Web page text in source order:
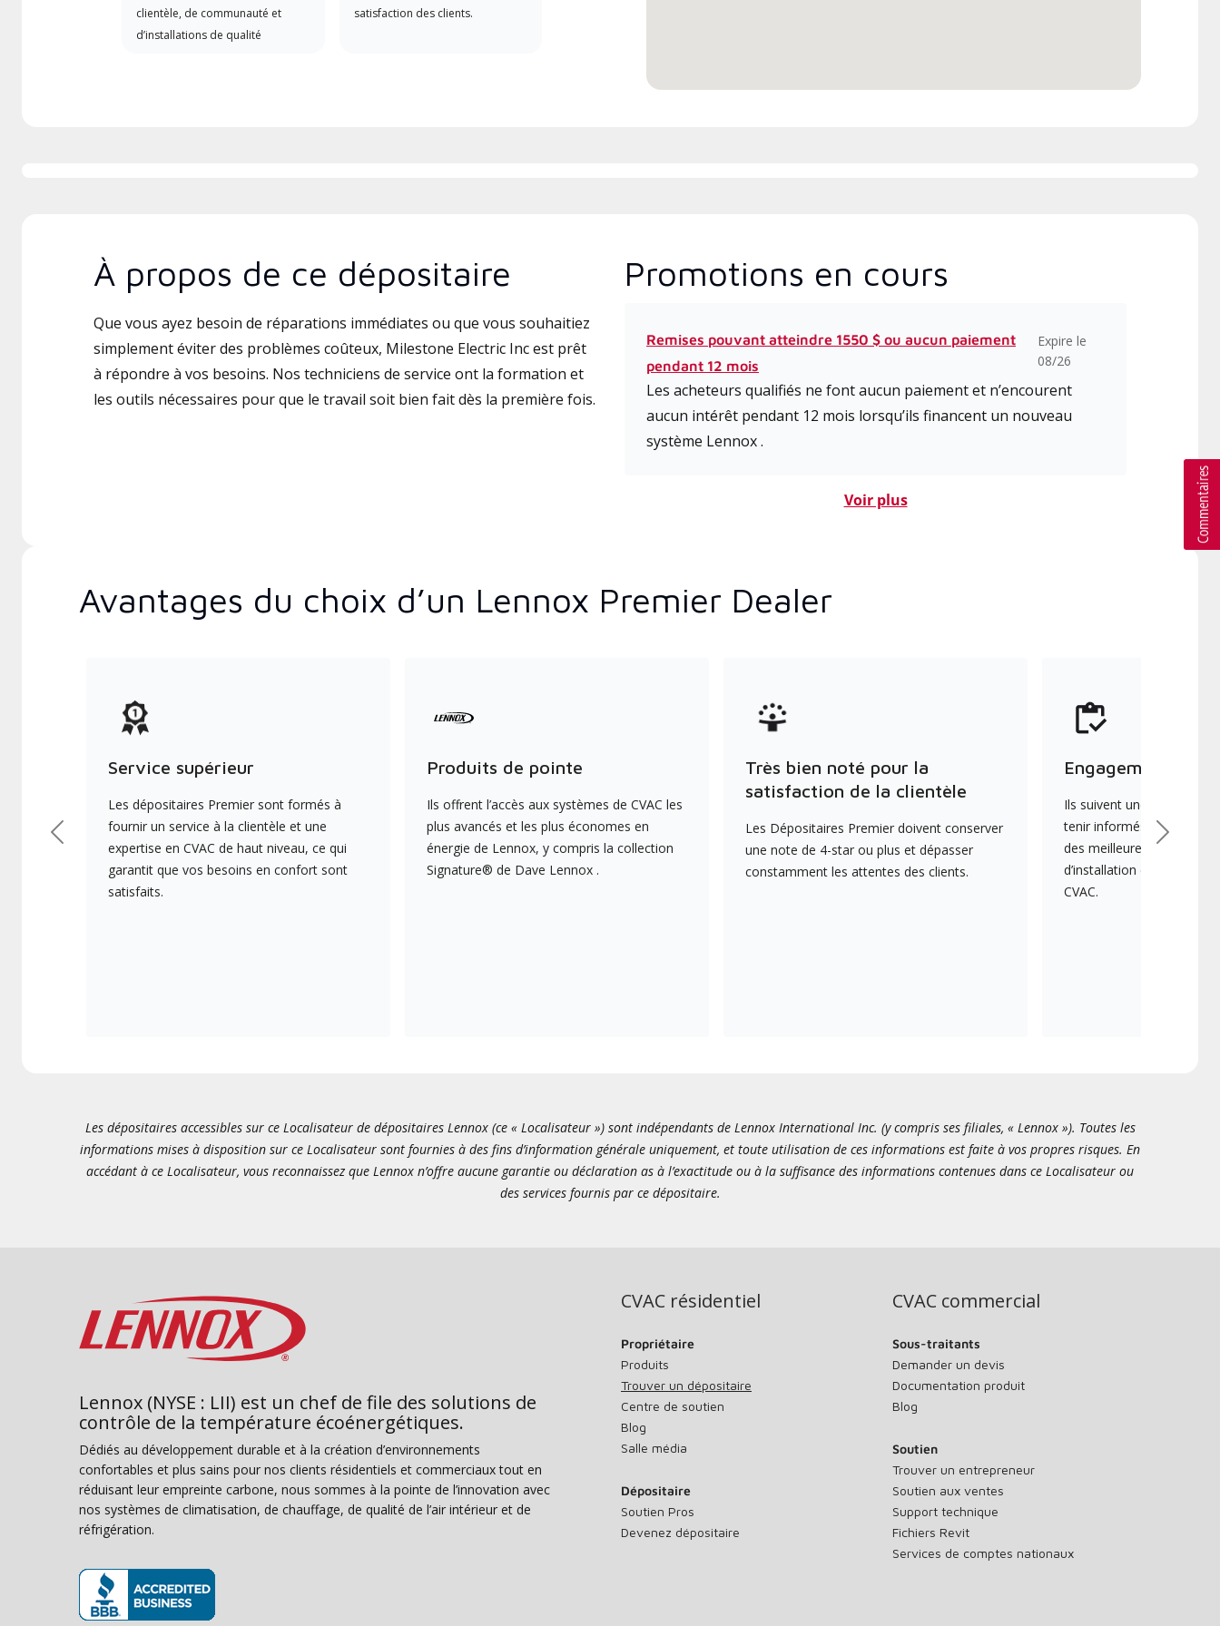
clientèle, de communauté et
d’installations de qualité
satisfaction des clients.
À propos de ce dépositaire
Que vous ayez besoin de réparations immédiates ou que vous souhaitiez
simplement éviter des problèmes coûteux, Milestone Electric Inc est prêt
à répondre à vos besoins. Nos techniciens de service ont la formation et
les outils nécessaires pour que le travail soit bien fait dès la première fois.
Promotions en cours
Remises pouvant atteindre 1550 $ ou aucun paiement
pendant 12 mois
Expire le
08/26
Les acheteurs qualifiés ne font aucun paiement et n’encourent
aucun intérêt pendant 12 mois lorsqu’ils financent un nouveau
système Lennox .
Voir plus
Avantages du choix d’un Lennox Premier Dealer
Service supérieur
Les dépositaires Premier sont formés à
fournir un service à la clientèle et une
expertise en CVAC de haut niveau, ce qui
garantit que vos besoins en confort sont
satisfaits.
Produits de pointe
Ils offrent l’accès aux systèmes de CVAC les
plus avancés et les plus économes en
énergie de Lennox, y compris la collection
Signature® de Dave Lennox .
Très bien noté pour la
satisfaction de la clientèle
Les Dépositaires Premier doivent conserver
une note de 4-star ou plus et dépasser
constamment les attentes des clients.
Engagement
Ils suivent une formation
tenir informés des
des meilleures pratiques
d’installation et
CVAC.
Précédent Suivant
Les dépositaires accessibles sur ce Localisateur de dépositaires Lennox (ce « Localisateur ») sont indépendants de Lennox International Inc. (y compris ses filiales, « Lennox »). Toutes les
informations mises à disposition sur ce Localisateur sont fournies à des fins d’information générale uniquement, et toute utilisation de ces informations est faite à vos propres risques. En
accédant à ce Localisateur, vous reconnaissez que Lennox n’offre aucune garantie ou déclaration as à l’exactitude ou à la suffisance des informations contenues dans ce Localisateur ou
des services fournis par ce dépositaire.
Lennox (NYSE : LII) est un chef de file des solutions de
contrôle de la température écoénergétiques.
Dédiés au développement durable et à la création d’environnements
confortables et plus sains pour nos clients résidentiels et commerciaux tout en
réduisant leur empreinte carbone, nous sommes à la pointe de l’innovation avec
nos systèmes de climatisation, de chauffage, de qualité de l’air intérieur et de
réfrigération.
CVAC résidentiel
Propriétaire
Produits
Trouver un dépositaire
Centre de soutien
Blog
Salle média
Dépositaire
Soutien Pros
Devenez dépositaire
CVAC commercial
Sous-traitants
Demander un devis
Documentation produit
Blog
Soutien
Trouver un entrepreneur
Soutien aux ventes
Support technique
Fichiers Revit
Services de comptes nationaux